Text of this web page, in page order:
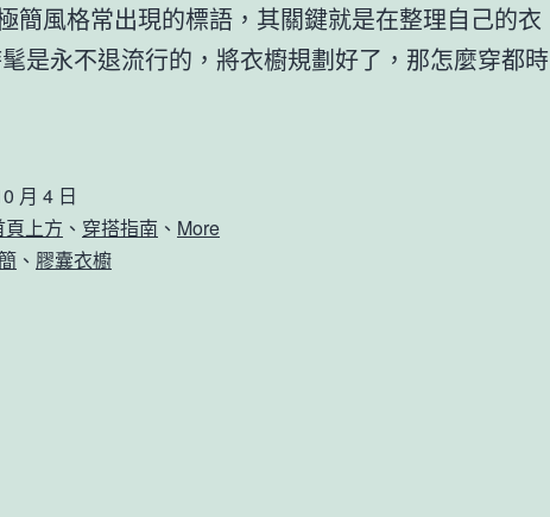
簡風格常出現的標語，其關鍵就是在整理自己的衣
是永不退流行的，將衣櫥規劃好了，那怎麼穿都時
月 4 日
頁上方 、 穿搭指南 、 More
、 膠囊衣櫥